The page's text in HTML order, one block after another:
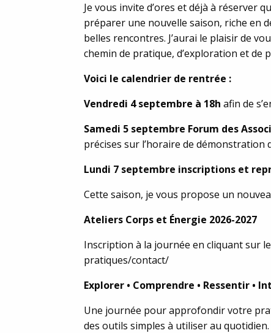
Je vous invite d’ores et déjà à réserver
préparer une nouvelle saison, riche en
belles rencontres. J’aurai le plaisir de
chemin de pratique, d’exploration et de
Voici le calendrier de rentrée :
Vendredi 4 septembre à 18h afin de
Samedi 5 septembre Forum des
précises sur l’horaire de démonstration
Lundi 7 septembre inscriptions et
Cette saison, je vous propose un
Ateliers Corps et Énergie 2026-2027
Inscription à la journée en cliquant sur
pratiques/contact/
Explorer • Comprendre • Ressentir •
Une journée pour approfondir votre
des outils simples à utiliser au quotidien.